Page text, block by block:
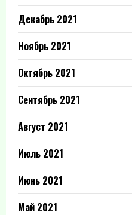
Декабрь 2021
Ноябрь 2021
Октябрь 2021
Сентябрь 2021
Август 2021
Июль 2021
Июнь 2021
Май 2021